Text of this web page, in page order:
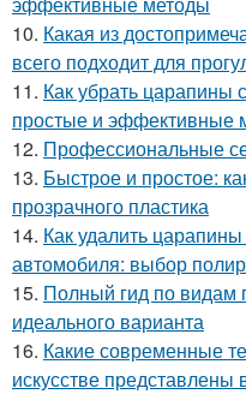
10. Какая из
всего подходит для
11. Как убрать царапины
простые и эффективные
12. Профессиональные
13. Быстрое и простое:
прозрачного пластика
14. Как удалить
автомобиля: выбор
15. Полный гид по видам
идеального варианта
16. Какие современные
искусстве представлены